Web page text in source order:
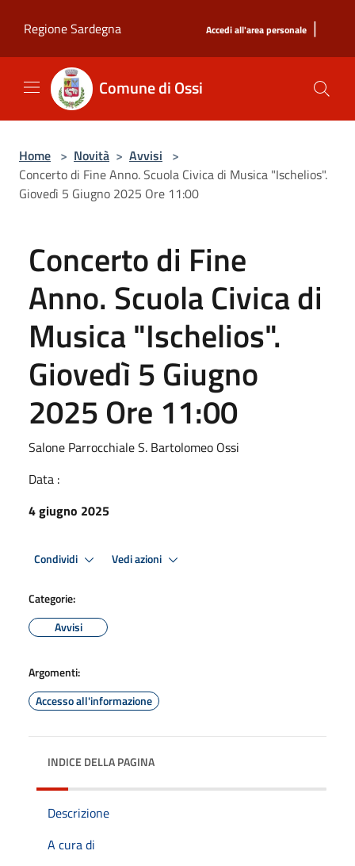
Regione Sardegna
Accedi all'area personale |
Comune di Ossi
Home > Novità > Avvisi >
Concerto di Fine Anno. Scuola Civica di Musica "Ischelios".
Giovedì 5 Giugno 2025 Ore 11:00
Concerto di Fine
Anno. Scuola Civica di
Musica "Ischelios".
Giovedì 5 Giugno
2025 Ore 11:00
Salone Parrocchiale S. Bartolomeo Ossi
Data :
4 giugno 2025
Condividi Vedi azioni
Categorie:
Avvisi
Argomenti:
Accesso all'informazione
INDICE DELLA PAGINA
Descrizione
A cura di